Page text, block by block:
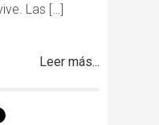
Las […]
Leer más...